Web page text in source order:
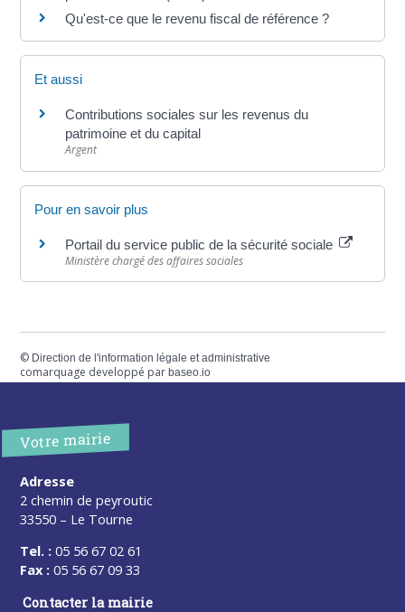
Qu'est-ce que le revenu fiscal de référence ?
Et aussi
Contributions sociales sur les revenus du
patrimoine et du capital
Argent
Pour en savoir plus
Portail du service public de la sécurité sociale
Ministère chargé des affaires sociales
© Direction de l'information légale et administrative
comarquage developpé parbaseo.io
Votre mairie
Adresse
2 chemin de peyroutic
33550 – Le Tourne
Tel. : 05 56 67 02 61
Fax : 05 56 67 09 33
Contacter la mairie